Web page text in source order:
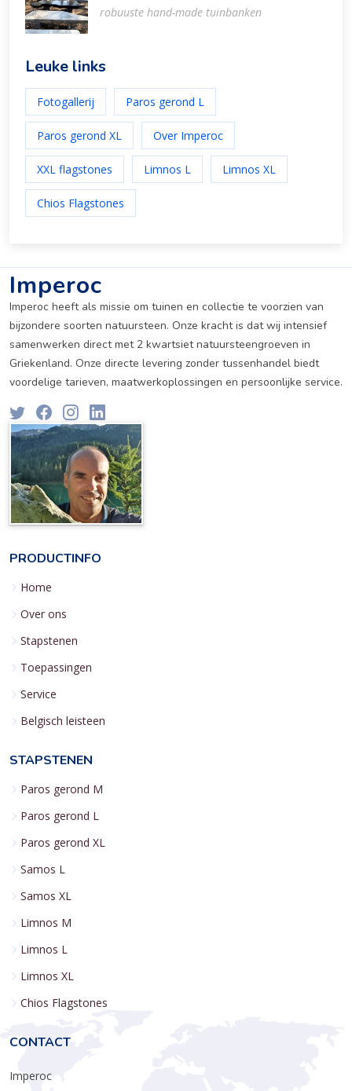
robuuste hand-made tuinbanken
Leuke links
Fotogallerij Paros gerond L
Paros gerond XL Over Imperoc
XXL flagstones Limnos L Limnos XL
Chios Flagstones
Imperoc
Imperoc heeft als missie om tuinen en collectie te voorzien van
bijzondere soorten natuursteen. Onze kracht is dat wij intensief
samenwerken direct met 2 kwartsiet natuursteengroeven in
Griekenland. Onze directe levering zonder tussenhandel biedt
voordelige tarieven, maatwerkoplossingen en persoonlijke service.
PRODUCTINFO
Home
Over ons
Stapstenen
Toepassingen
Service
Belgisch leisteen
STAPSTENEN
Paros gerond M
Paros gerond L
Paros gerond XL
Samos L
Samos XL
Limnos M
Limnos L
Limnos XL
Chios Flagstones
CONTACT
Imperoc